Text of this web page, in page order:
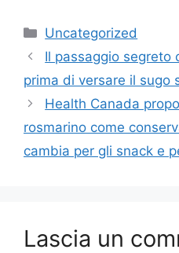
Categorie
Uncategorized
Il passaggio segreto
prima di versare il sugo
Health Canada
rosmarino come
cambia per gli snack e
Lascia un